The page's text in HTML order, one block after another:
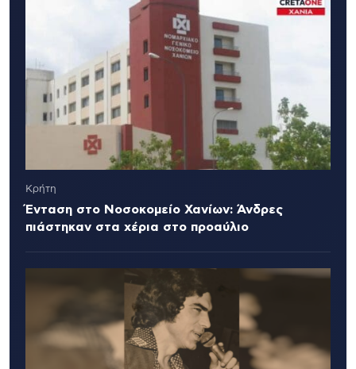
Κρήτη
Ένταση στο Νοσοκομείο Χανίων: Άνδρες
πιάστηκαν στα χέρια στο προαύλιο